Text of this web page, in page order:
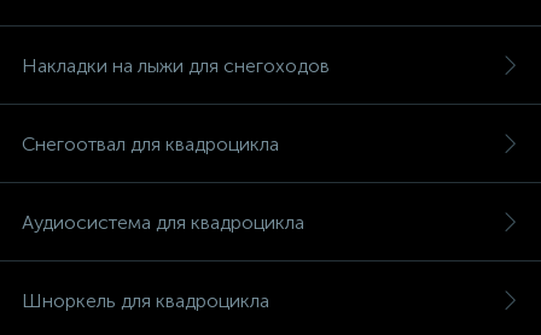
Накладки на лыжи для снегоходов
Снегоотвал для квадроцикла
Аудиосистема для квадроцикла
Шноркель для квадроцикла